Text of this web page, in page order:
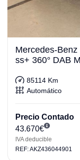
Mercedes-
ss+ 360° DAB
85114 Km
Automático
Precio Contado
43.670€
IVA deducible
REF: AKZ436044901